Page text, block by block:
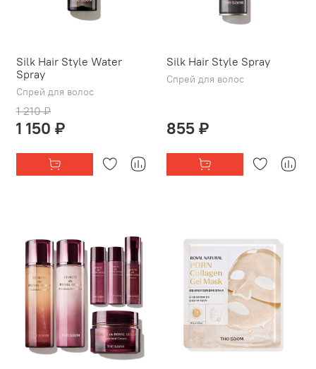
Silk Hair Style Water
Spray
Спрей для волос
1 210 ₽
1 150 ₽
Silk Hair Style Spray
Спрей для волос
855 ₽